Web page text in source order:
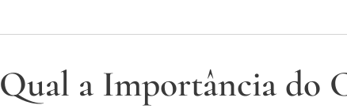
Qual a Importância do